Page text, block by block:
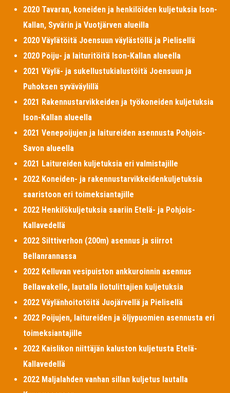
2020 Tavaran, koneiden ja henkilöiden kuljetuksia Ison-
Kallan, Syvärin ja Vuotjärven alueilla
2020 Väylätöitä Joensuun väylästöllä ja Pielisellä
2020 Poiju- ja laituritöitä Ison-Kallan alueella
2021 Väylä- ja sukellustukialustöitä Joensuun ja
Puhoksen syväväylillä
2021 Rakennustarvikkeiden ja työkoneiden kuljetuksia
Ison-Kallan alueella
2021 Venepoijujen ja laitureiden asennusta Pohjois-
Savon alueella
2021 Laitureiden kuljetuksia eri valmistajille
2022 Koneiden- ja rakennustarvikkeidenkuljetuksia
saaristoon eri toimeksiantajille
2022 Henkilökuljetuksia saariin Etelä- ja Pohjois-
Kallavedellä
2022 Silttiverhon (200m) asennus ja siirrot
Bellanrannassa
2022 Kelluvan vesipuiston ankkuroinnin asennus
Bellawakelle, lautalla ilotulittajien kuljetuksia
2022 Väylänhoitotöitä Juojärvellä ja Pielisellä
2022 Poijujen, laitureiden ja öljypuomien asennusta eri
toimeksiantajille
2022 Kaislikon niittäjän kaluston kuljetusta Etelä-
Kallavedellä
2022 Maljalahden vanhan sillan kuljetus lautalla